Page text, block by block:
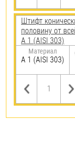
Штифт
половину от
А 1 (AISI 303)
Материал
А 1 (AISI 303)